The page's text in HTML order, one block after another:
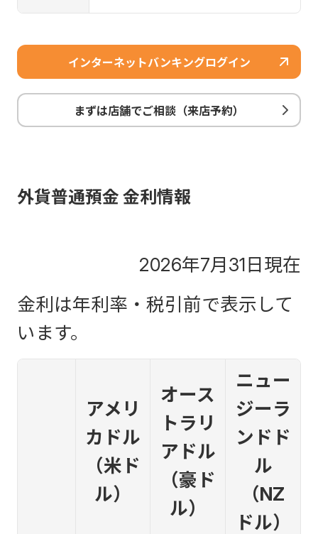
インターネットバンキングログイン
まずは店舗でご相談（来店予約）
外貨普通預金 金利情報
2026年7月31日現在
金利は年利率・税引前で表示して
います。
アメリ
カドル
（米ド
ル）
オース
トラリ
アドル
（豪ド
ル）
ニュー
ジーラ
ンドド
ル
（NZ
ドル）